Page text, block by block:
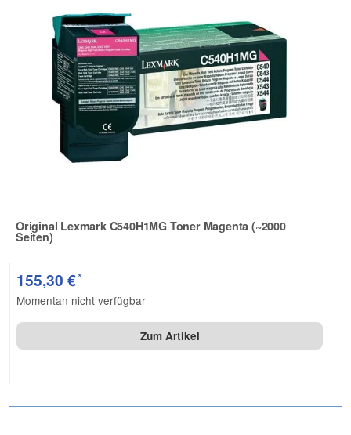
Original Lexmark C540H1MG Toner Magenta (~2000
Seiten)
Zur Artikelbewertung
155,30 €*
Momentan nicht verfügbar
Zum Artikel